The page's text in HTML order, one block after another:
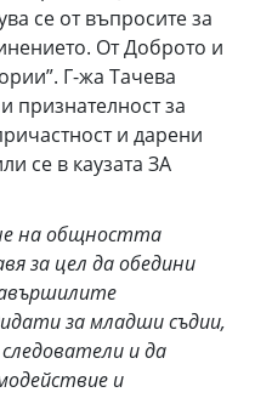
се от въпросите за
От Доброто и
Г-жа Тачева
признателност за
и дарени
се в каузата ЗА
на общността
за цел да обедини
за младши съдии,
и да
и